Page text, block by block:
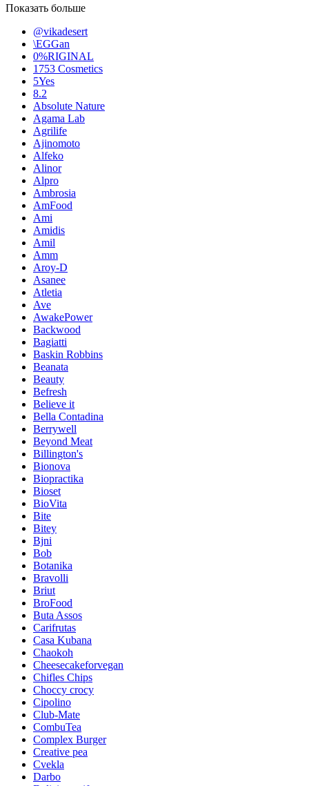
Показать больше
@vikadesert
\EGGan
0%RIGINAL
1753 Cosmetics
5Yes
8.2
Absolute Nature
Agama Lab
Agrilife
Ajinomoto
Alfeko
Alinor
Alpro
Ambrosia
AmFood
Ami
Amidis
Amil
Amm
Aroy-D
Asanee
Atletia
Ave
AwakePower
Backwood
Bagiatti
Baskin Robbins
Beanata
Beauty
Befresh
Believe it
Bella Contadina
Berrywell
Beyond Meat
Billington's
Bionova
Biopractika
Bioset
BioVita
Bite
Bitey
Bjni
Bob
Botanika
Bravolli
Briut
BroFood
Buta Assos
Carifrutas
Casa Kubana
Chaokoh
Cheesecakeforvegan
Chifles Chips
Choccy crocy
Cipolino
Club-Mate
CombuTea
Complex Burger
Creative pea
Cvekla
Darbo